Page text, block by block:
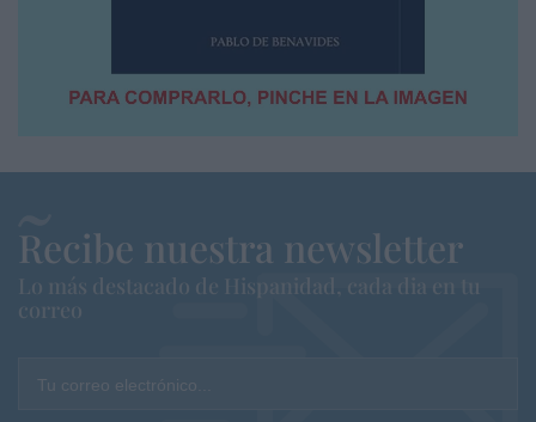
Recibe nuestra newsletter
Lo más destacado de Hispanidad, cada dia en tu
correo
Tu correo electrónico...